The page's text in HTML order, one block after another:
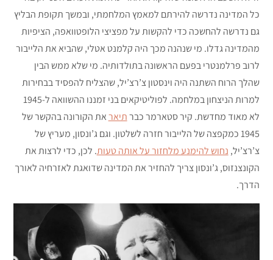
כל המדינה נדרשה להירתם למאמץ המלחמתי, ובמשך תקופת הבליץ
גם נדרשה להחשכה כדי להקשות על מפציצי הלופטוואפה, הציפיות
מהמדינה גדלו. מי שנהנה מכך היה קלמנט אטלי, שהביא את הלייבור
לרוב פרלמנטרי בפעם הראשונה בתולדותיה. מי שלא ממש הבין
שהלך הרוח השתנה היה וינסטון צ’רצ’יל, שהצליח להפסיד בבחירות
למרות הניצחון במלחמה. לפוליטיקאים בני זמננו ההשוואה ל-1945
לא מאוד מחדשת. קיר סטארמר כברתיאראת הקורונה בהקשר של
1945 כמקפצה של הלייבור חזרה לשלטון. וגם ג’ונסון, מעריץ של
צ’רצ’יל, נחוש להימנע מלחזור על אותה טעות. לכן, כדי לרצות את
הקונצנזוס, ג’ונסון צריך להחזיר את המדינה שדואגת לאזרחיה לאורך
הדרך.